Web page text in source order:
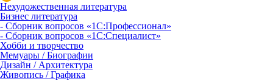
Нехудожественная литература
Бизнес литература
- Сборник вопросов «1С:Профессионал»
- Сборник вопросов «1С:Специалист»
Хобби и творчество
Мемуары / Биографии
Дизайн / Архитектура
Живопись / Графика